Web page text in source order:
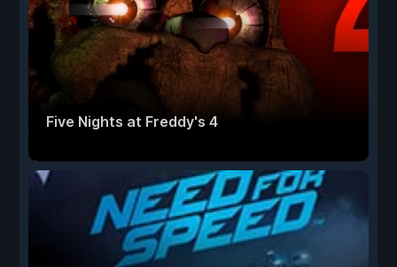
Five Nights at Freddy's 4